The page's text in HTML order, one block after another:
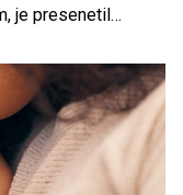
je presenetil
partnerica med